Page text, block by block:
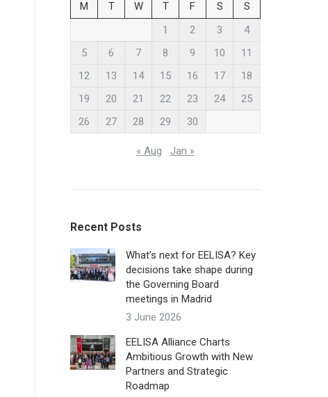
M
T W T F S
S
1
2 3
4
5
6 7 8 9 10
11
12
13 14 15 16 17
18
19
20 21 22 23 24
25
26
27 28 29 30
« Aug Jan »
Recent Posts
What’s next for EELISA? Key
decisions take shape during
the Governing Board
meetings in Madrid
3 June 2026
EELISA Alliance Charts
Ambitious Growth with New
Partners and Strategic
Roadmap